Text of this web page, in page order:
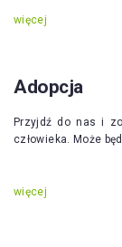
więcej
Adopcja
Przyjdź do nas i
człowieka. Może
więcej